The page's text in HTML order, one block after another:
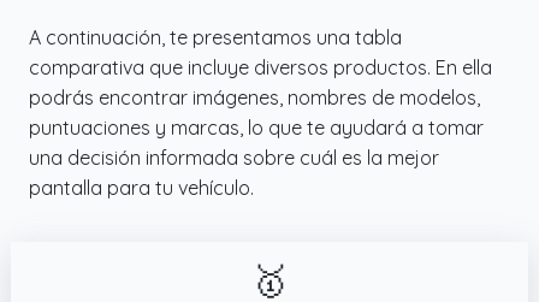
los conductores. Tanto si eres un entusiasta
de Apple como un usuario de Android,
podrás disfrutar de la misma conexión
sencilla y el mismo rendimiento fluido.
✔️ Sincronización de Navegación en Tiempo
Real: Este pantalla coche apple carplay
aplicación GPS de tu smartphone (Google
Maps, Apple Maps, Waze, etc.) en tiempo real,
A continuación, te presentamos una tabla
comparativa que incluye diversos productos. En ella
podrás encontrar imágenes, nombres de modelos,
puntuaciones y marcas, lo que te ayudará a tomar
una decisión informada sobre cuál es la mejor
pantalla para tu vehículo.
🥇